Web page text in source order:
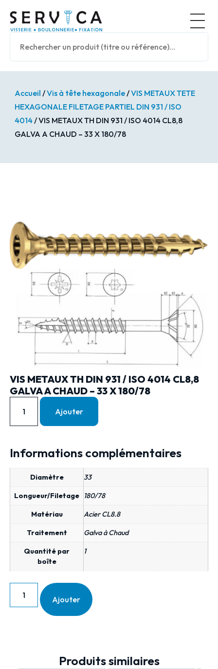
Accueil /Vis à tête hexagonale/VIS METAUX TETE
HEXAGONALE FILETAGE PARTIEL DIN 931 / ISO
4014/ VIS METAUX TH DIN 931 / ISO 4014 CL8,8
GALVA A CHAUD – 33 X 180/78
VIS METAUX TH DIN 931 / ISO 4014 CL8,8
GALVA A CHAUD – 33 X 180/78
Ajouter
Informations complémentaires
Diamètre 33
Longueur/Filetage 180/78
Matériau Acier CL8.8
Traitement Galva à Chaud
Quantité par
boîte
1
Ajouter
Produits similaires